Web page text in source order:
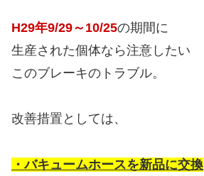
H29年9/29～10/25の期間に
生産された個体なら注意したい
このブレーキのトラブル。
改善措置としては、
・バキュームホースを新品に交換